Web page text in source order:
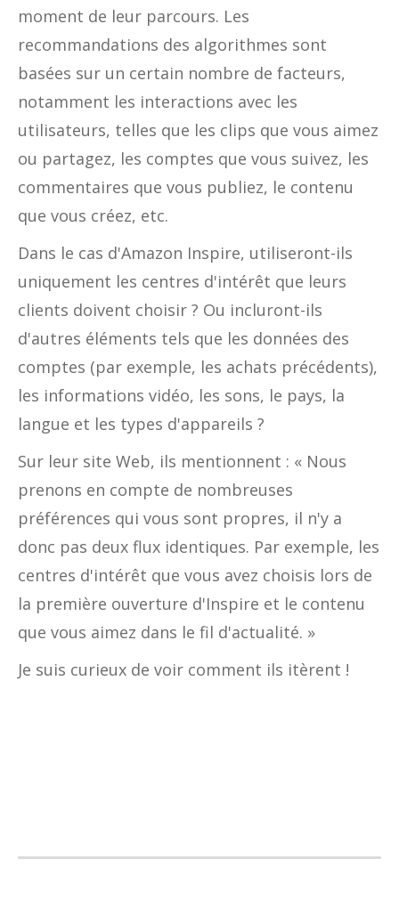
moment de leur parcours. Les
recommandations des algorithmes sont
basées sur un certain nombre de facteurs,
notamment les interactions avec les
utilisateurs, telles que les clips que vous aimez
ou partagez, les comptes que vous suivez, les
commentaires que vous publiez, le contenu
que vous créez, etc.
Dans le cas d'Amazon Inspire, utiliseront-ils
uniquement les centres d'intérêt que leurs
clients doivent choisir ? Ou incluront-ils
d'autres éléments tels que les données des
comptes (par exemple, les achats précédents),
les informations vidéo, les sons, le pays, la
langue et les types d'appareils ?
Sur leur site Web, ils mentionnent : « Nous
prenons en compte de nombreuses
préférences qui vous sont propres, il n'y a
donc pas deux flux identiques. Par exemple, les
centres d'intérêt que vous avez choisis lors de
la première ouverture d'Inspire et le contenu
que vous aimez dans le fil d'actualité. »
Je suis curieux de voir comment ils itèrent !